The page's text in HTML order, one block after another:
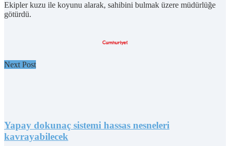
Ekipler kuzu ile koyunu alarak, sahibini bulmak üzere müdürlüğe
götürdü.
Next Post
Yapay dokunaç sistemi hassas nesneleri
kavrayabilecek